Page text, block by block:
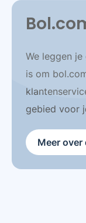
We leggen
is om
gebied voor
Meer over